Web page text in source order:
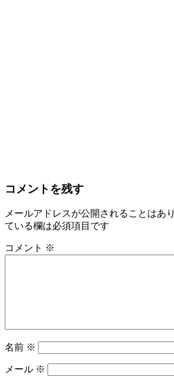
コメントを残す
メールアドレスが公開されることはあ
ている欄は必須項目です
コメント ※
名前 ※
メール ※